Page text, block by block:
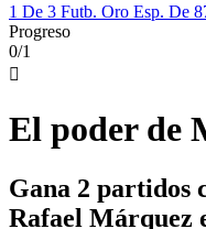
1 De 3 Futb. Oro Esp. De
Progreso
0/1

El poder de
Gana 2 partidos
Rafael Márquez